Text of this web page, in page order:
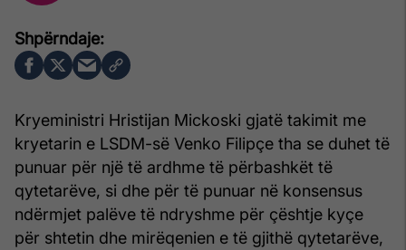
Kryeministri Hristijan Mickoski gjatë takimit me
kryetarin e LSDM-së Venko Filipçe tha se duhet të
punuar për një të ardhme të përbashkët të
qytetarëve, si dhe për të punuar në konsensus
ndërmjet palëve të ndryshme për çështje kyçe
për shtetin dhe mirëqenien e të gjithë qytetarëve,